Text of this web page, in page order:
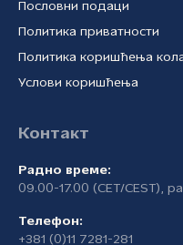
Пословни подаци
Политика приватности
Политика коришћења
Услови коришћења
Контакт
Радно време:
09.00-17.00 (CET/CEST),
Телефон:
+381 (0)11 7281-281